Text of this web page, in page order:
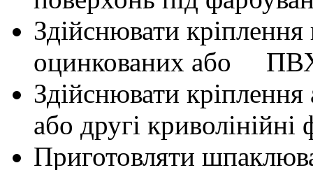
Здійснювати
оцинкованих або
Здійснювати
або другі
Приготовляти